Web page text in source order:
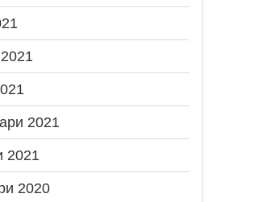
2021
2021
2020